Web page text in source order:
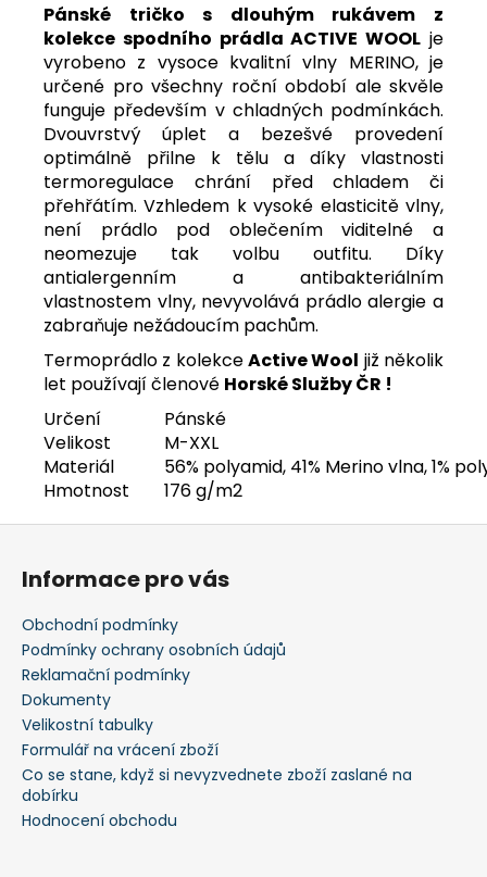
Pánské tričko s dlouhým rukávem z
kolekce spodního prádla ACTIVE WOOL je
vyrobeno z vysoce kvalitní vlny MERINO, je
určené pro všechny roční období ale skvěle
funguje především v chladných podmínkách.
Dvouvrstvý úplet a bezešvé provedení
optimálně přilne k tělu a díky vlastnosti
termoregulace chrání před chladem či
přehřátím. Vzhledem k vysoké elasticitě vlny,
není prádlo pod oblečením viditelné a
neomezuje tak volbu outfitu. Díky
antialergenním a antibakteriálním
vlastnostem vlny, nevyvolává prádlo alergie a
zabraňuje nežádoucím pachům.
Termoprádlo z kolekceActive Wool již několik
let používají členové Horské Služby ČR !
Určení
Pánské
Velikost
M-XXL
Materiál
56% polyamid, 41% Merino vlna, 1%
Hmotnost
176 g/m2
Z
Informace pro vás
Obchodní podmínky
Podmínky ochrany osobních údajů
Reklamační podmínky
Dokumenty
Velikostní tabulky
Formulář na vrácení zboží
Co se stane, když si nevyzvednete zboží zaslané na
dobírku
Hodnocení obchodu